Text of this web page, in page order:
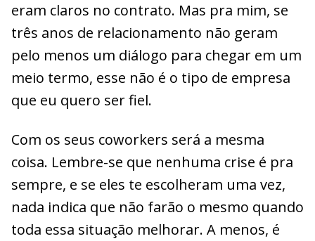
eram claros no contrato. Mas pra mim, se
três anos de relacionamento não geram
pelo menos um diálogo para chegar em um
meio termo, esse não é o tipo de empresa
que eu quero ser fiel.
Com os seus coworkers será a mesma
coisa. Lembre-se que nenhuma crise é pra
sempre, e se eles te escolheram uma vez,
nada indica que não farão o mesmo quando
toda essa situação melhorar. A menos, é